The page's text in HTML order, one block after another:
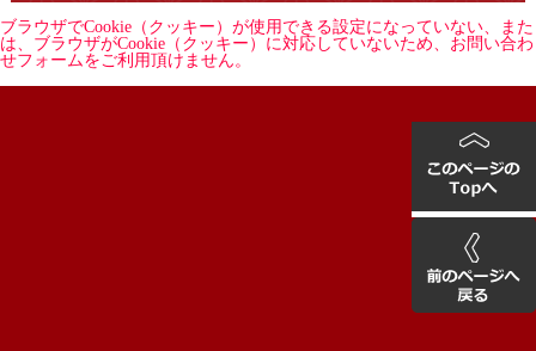
ブラウザでCookie（クッキー）が使用できる設定になっていない、また
は、ブラウザがCookie（クッキー）に対応していないため、お問い合わ
せフォームをご利用頂けません。